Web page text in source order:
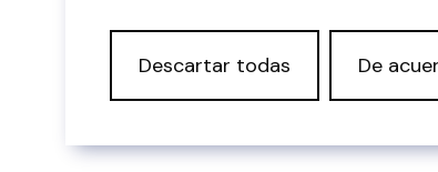
Descartar todas De